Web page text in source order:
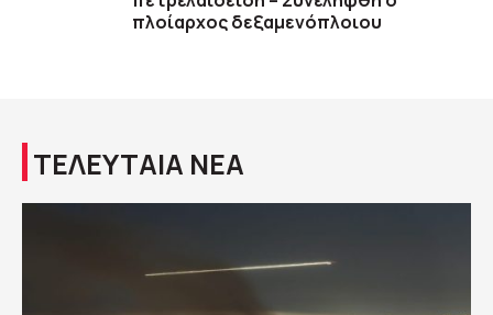
πλοίαρχος δεξαμενόπλοιου
ΤΕΛΕΥΤΑΙΑ ΝΕΑ